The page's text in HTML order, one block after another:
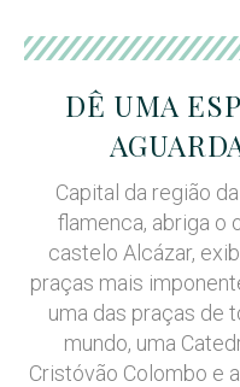
DÊ UMA
Capital da região
flamenca, abriga o
castelo Alcázar,
praças mais
uma das praças de
mundo, uma
Cristóvão Colombo e